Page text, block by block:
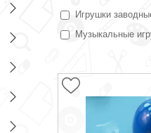
Игрушки
Музыкальные